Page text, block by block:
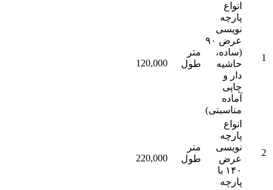
1
انواع
پارچه
نویسی
عرض ۹۰
(ساده،
حاشیه
دار و
چاپی
آماده
مناسبتی)
متر
طول
120,000
2
انواع
پارچه
نویسی
عرض
۱۴۰ با
پارچه
متر
طول
220,000